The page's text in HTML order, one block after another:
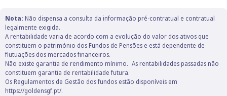
utilizando como parâmetro de referência, para o período anterior
ao lançamento do fundo, a rendibilidade do respetivo benchmark,
nos termos da alínea b) do nº2 do artigo 6º da Norma
Regulamentar nº 11/2024-R, da ASF.
Nota: Não dispensa a consulta da informação pré-contratual e contratual
legalmente exigida.​
A rentabilidade varia de acordo com a evolução do valor dos ativos que
constituem o património dos Fundos de Pensões e está dependente de
flutuações dos mercados financeiros.​
Não existe garantia de rendimento mínimo. As rentabilidades passadas não
constituem garantia de rentabilidade futura.​
Os Regulamentos de Gestão dos fundos estão disponíveis em
https://goldensgf.pt/.